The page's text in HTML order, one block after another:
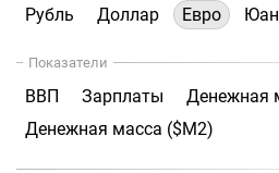
Рубль Доллар Евро
Показатели
ВВП Зарплаты
Денежная
Денежная масса ($М2)